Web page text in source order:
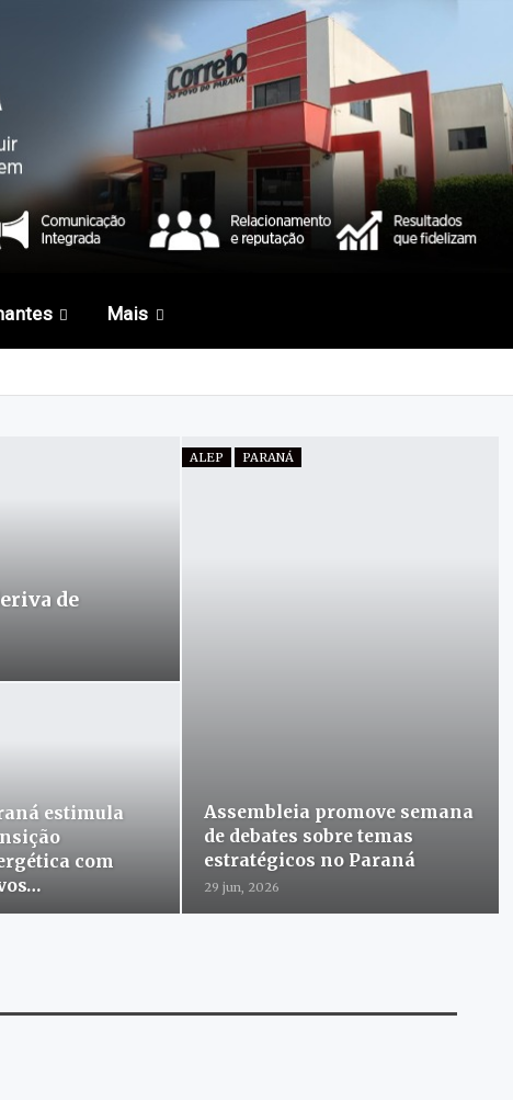
Mais
de
estimula
com
ALEP PARANÁ
Assembleia promove semana
de debates sobre temas
estratégicos no Paraná
29 jun, 2026